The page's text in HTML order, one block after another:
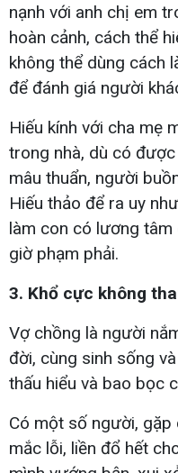
nạnh với anh chị em
hoàn cảnh, cách thể
không thể dùng cách
để đánh giá người
Hiếu kính với cha mẹ
trong nhà, dù có
mâu thuẩn, người
Hiếu thảo để ra uy
làm con có lương
giờ phạm phải.
3. Khổ cực không
Vợ chồng là người
đời, cùng sinh sống
thấu hiểu và bao bọc
Có một số người, gặp
mắc lỗi, liền đổ hết